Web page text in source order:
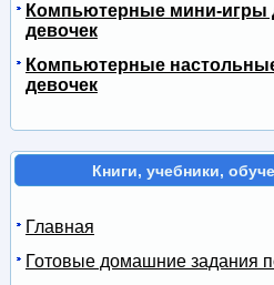
Компьютерные мини-игры
девочек
Компьютерные
девочек
Книги, учебники,
Главная
Готовые домашние задания